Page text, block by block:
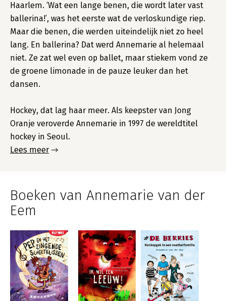
Haarlem. ‘Wat een lange benen, die wordt later vast
ballerina!’, was het eerste wat de verloskundige riep.
Maar die benen, die werden uiteindelijk niet zo heel
lang. En ballerina? Dat werd Annemarie al helemaal
niet. Ze zat wel even op ballet, maar stiekem vond ze
de groene limonade in de pauze leuker dan het
dansen.
Hockey, dat lag haar meer. Als keepster van Jong
Oranje veroverde Annemarie in 1997 de wereldtitel
hockey in Seoul.
Lees meer
Boeken van Annemarie van der
Eem